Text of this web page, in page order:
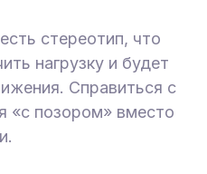
стереотип, что
нагрузку и будет
Справиться с
«с позором» вместо